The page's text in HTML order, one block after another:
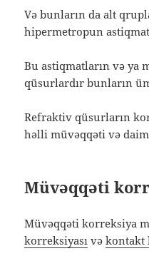
Və bunların da alt
hipermetropun
Bu astiqmatların və ya
qüsurlardır bunların
Refraktiv qüsurların
həlli müvəqqəti və
Müvəqqəti
Müvəqqəti korreksiya
korreksiyası vəkontakt